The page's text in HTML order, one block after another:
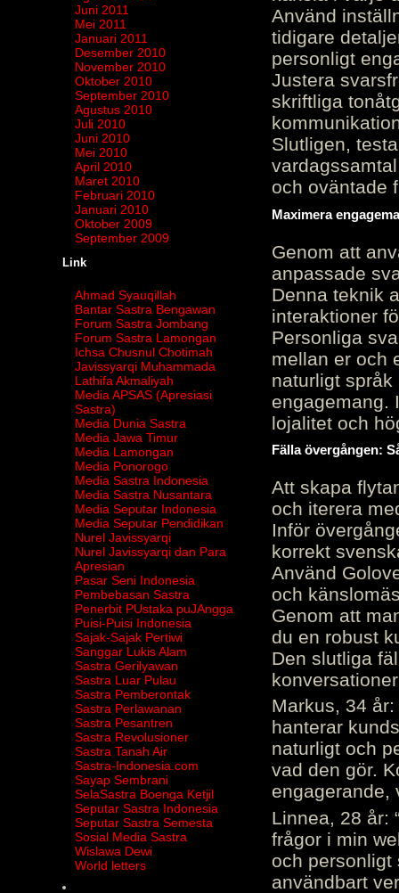
Juni 2011
Mei 2011
Januari 2011
Desember 2010
November 2010
Oktober 2010
September 2010
Agustus 2010
Juli 2010
Juni 2010
Mei 2010
April 2010
Maret 2010
Februari 2010
Januari 2010
Oktober 2009
September 2009
Link
Ahmad Syauqillah
Bantar Sastra Bengawan
Forum Sastra Jombang
Forum Sastra Lamongan
Ichsa Chusnul Chotimah
Javissyarqi Muhammada
Lathifa Akmaliyah
Media APSAS (Apresiasi
Sastra)
Media Dunia Sastra
Media Jawa Timur
Media Lamongan
Media Ponorogo
Media Sastra Indonesia
Media Sastra Nusantara
Media Seputar Indonesia
Media Seputar Pendidikan
Nurel Javissyarqi
Nurel Javissyarqi dan Para
Apresian
Pasar Seni Indonesia
Pembebasan Sastra
Penerbit PUstaka puJAngga
Puisi-Puisi Indonesia
Sajak-Sajak Pertiwi
Sanggar Lukis Alam
Sastra Gerilyawan
Sastra Luar Pulau
Sastra Pemberontak
Sastra Perlawanan
Sastra Pesantren
Sastra Revolusioner
Sastra Tanah Air
Sastra-Indonesia.com
Sayap Sembrani
SelaSastra Boenga Ketjil
Seputar Sastra Indonesia
Seputar Sastra Semesta
Sosial Media Sastra
Wislawa Dewi
World letters
Använd
tidigare
personligt
Justera
skriftliga
Slutligen,
och oväntade
Maximera
Genom att
anpassade
Denna teknik
interaktioner
Personliga
mellan er och
naturligt
engagemang.
lojalitet och
Fälla övergången:
Att skapa
och iterera
Inför
korrekt
Använd
och
Genom att
du en robust
Den slutliga
Markus, 34
hanterar
naturligt och
vad den gör.
engagerande,
Linnea, 28 år:
frågor i min
och personligt
användbart